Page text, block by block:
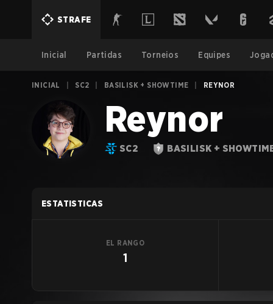
STRAFE
Inicial Partidas Torneios Equipes
INICIAL SC2 BASILISK + SHOWTIME REYNOR
Reynor
SC2 BASILISK +
ESTATISTICAS
EL RANGO
1